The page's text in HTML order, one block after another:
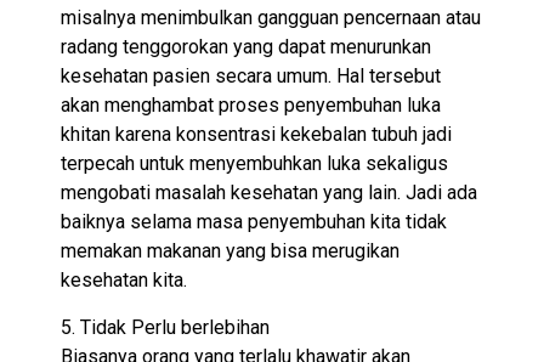
misalnya menimbulkan gangguan pencernaan atau
radang tenggorokan yang dapat menurunkan
kesehatan pasien secara umum. Hal tersebut
akan menghambat proses penyembuhan luka
khitan karena konsentrasi kekebalan tubuh jadi
terpecah untuk menyembuhkan luka sekaligus
mengobati masalah kesehatan yang lain. Jadi ada
baiknya selama masa penyembuhan kita tidak
memakan makanan yang bisa merugikan
kesehatan kita.
5. Tidak Perlu berlebihan
Biasanya orang yang terlalu khawatir akan